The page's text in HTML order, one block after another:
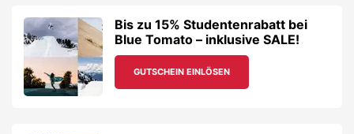
Bis zu 15% Studentenrabatt bei
Blue Tomato – inklusive SALE!
GUTSCHEIN EINLÖSEN